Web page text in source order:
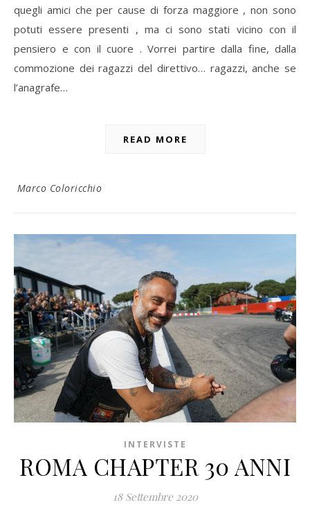
quegli amici che per cause di forza maggiore , non sono
potuti essere presenti , ma ci sono stati vicino con il
pensiero e con il cuore . Vorrei partire dalla fine, dalla
commozione dei ragazzi del direttivo… ragazzi, anche se
l’anagrafe…
READ MORE
Marco Coloricchio
INTERVISTE
ROMA CHAPTER 30 ANNI
18 Settembre 2020